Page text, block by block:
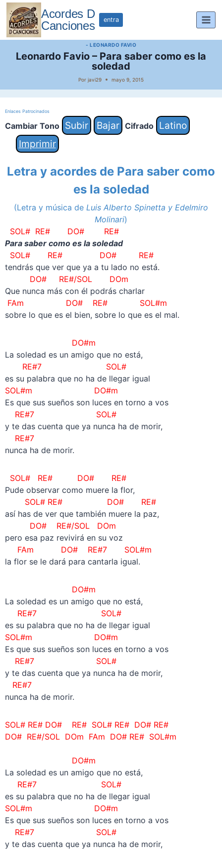
Saltar
contenido
Acordes D
Canciones
entra
- LEONARDO FAVIO
Leonardo Favio – Para saber como es la
soledad
Por javi29 mayo 9, 2015
Enlaces Patrocinados
Cambiar Tono Subir Bajar Cifrado
Latino
Imprimir
Letra y acordes de Para saber como
es la soledad
(Letra y música de Luis Alberto Spinetta y Edelmiro
Molinari)
SOL# RE# DO# RE#
Para saber como es la soledad
SOL# RE# DO# RE#
tendrás que ver que ya a tu lado no está.
DO# RE#/SOL DOm
Que nunca más con él podrás charlar
FAm DO# RE# SOL#m
sobre lo que es el bien, sobre lo que es el mal.
DO#m
La soledad es un amigo que no está,
RE#7 SOL#
es su palabra que no ha de llegar igual
SOL#m DO#m
Es que sus sueños son luces en torno a vos
RE#7 SOL#
y te das cuenta que ya nunca ha de morir,
RE#7
nunca ha de morir.
SOL# RE# DO# RE#
Pude observar como muere la flor,
SOL# RE# DO# RE#
así has de ver que también muere la paz,
DO# RE#/SOL DOm
pero esa paz revivirá en su voz
FAm DO# RE#7 SOL#m
la flor se le dará para cantarla igual.
DO#m
La soledad es un amigo que no está,
RE#7 SOL#
es su palabra que no ha de llegar igual
SOL#m DO#m
Es que sus sueños son luces en torno a vos
RE#7 SOL#
y te das cuenta que ya nunca ha de morir,
RE#7
nunca ha de morir.
SOL# RE# DO# RE#SOL# RE# DO# RE#
DO# RE#/SOL DOm FAm DO# RE# SOL#m
DO#m
La soledad es un amigo que no está,
RE#7 SOL#
es su palabra que no ha de llegar igual
SOL#m DO#m
Es que sus sueños son luces en torno a vos
RE#7 SOL#
y te das cuenta que ya nunca ha de morir,